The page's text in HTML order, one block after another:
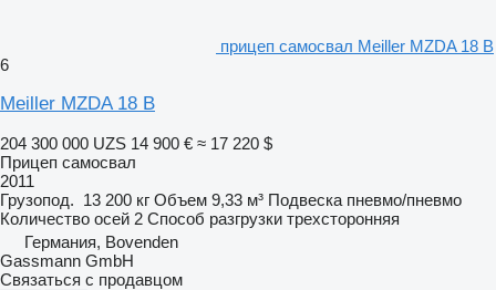
прицеп самосвал Meiller MZDA 18 B
6
Meiller MZDA 18 B
204 300 000 UZS 14 900 € ≈ 17 220 $
Прицеп самосвал
2011
Грузопод. 13 200 кг Объем 9,33 м³ Подвеска пневмо/пневмо
Количество осей 2 Способ разгрузки трехсторонняя
Германия, Bovenden
Gassmann GmbH
Связаться с продавцом